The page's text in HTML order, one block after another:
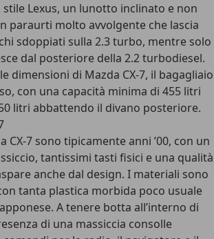
Lexus, un lunotto inclinato e non
paraurti molto avvolgente che lascia
sdoppiati sulla 2.3 turbo, mentre solo
dal posteriore della 2.2 turbodiesel.
dimensioni di Mazda CX-7, il bagagliaio
con una capacità minima di 455 litri
litri abbattendo il divano posteriore.
CX-7 sono tipicamente anni ’00, con un
tantissimi tasti fisici e una qualità
anche dal design. I materiali sono
tanta plastica morbida poco usuale
A tenere botta all’interno di
di una massiccia consolle